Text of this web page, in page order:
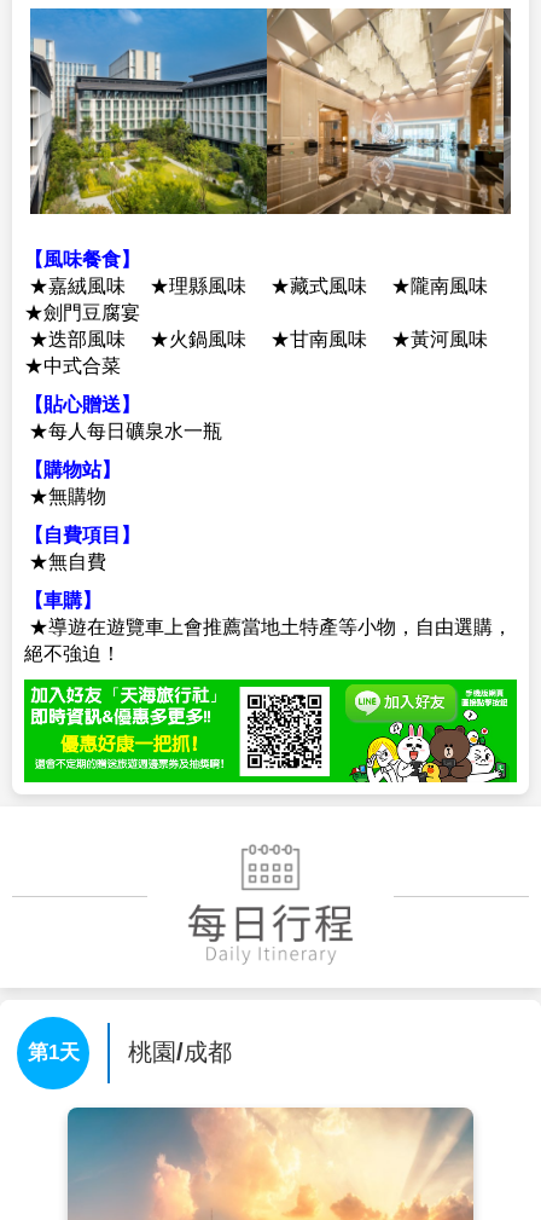
【風味餐食】
★嘉絨風味 ★理縣風味 ★藏式風味 ★隴南風味
★劍門豆腐宴
★迭部風味 ★火鍋風味 ★甘南風味 ★黃河風味
★中式合菜
【貼心贈送】
★每人每日礦泉水一瓶
【購物站】
★無購物
【自費項目】
★無自費
【車購】
★導遊在遊覽車上會推薦當地土特產等小物，自由選購，
絕不強迫！
第1天 桃園/成都